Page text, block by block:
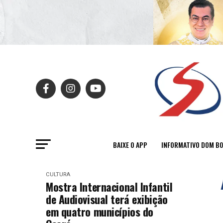
BAIXE O APP INFORMATIVO DOM
CULTURA
Mostra Internacional Infantil
de Audiovisual terá exibição
em quatro municípios do